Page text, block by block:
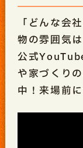
「どんな会
物の雰囲気は
公式
や家づくり
中！来場前